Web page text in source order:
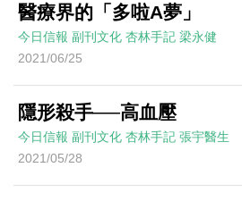
醫療界的「多啦A夢」
今日信報 副刊文化 杏林手記 梁永健
2021/06/25
隱形殺手──高血壓
今日信報 副刊文化 杏林手記 張宇醫生
2021/05/28